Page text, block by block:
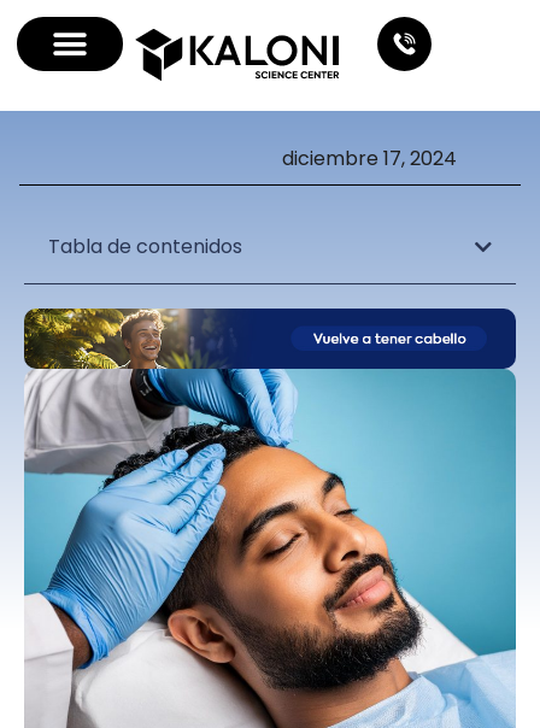
diciembre 17, 2024
Tabla de contenidos